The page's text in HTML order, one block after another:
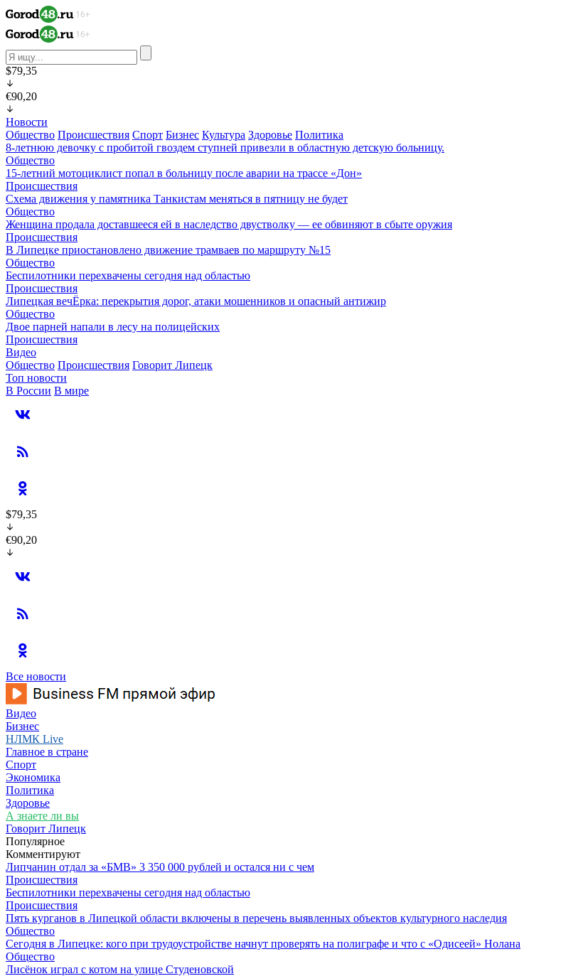
$79,35
€90,20
Новости
Общество Происшествия Спорт Бизнес Культура Здоровье Политика
8-летнюю девочку с пробитой гвоздем ступней привезли в областную детскую больницу.
Общество
15-летний мотоциклист попал в больницу после аварии на трассе «Дон»
Происшествия
Схема движения у памятника Танкистам меняться в пятницу не будет
Общество
Женщина продала доставшееся ей в наследство двустволку — ее обвиняют в сбыте оружия
Происшествия
В Липецке приостановлено движение трамваев по маршруту №15
Общество
Беспилотники перехвачены сегодня над областью
Происшествия
Липецкая вечЁрка: перекрытия дорог, атаки мошенников и опасный антижир
Общество
Двое парней напали в лесу на полицейских
Происшествия
Видео
Общество Происшествия Говорит Липецк
Топ новости
В России В мире
$79,35
€90,20
Все новости
Видео
Бизнес
НЛМК Live
Главное в стране
Спорт
Экономика
Политика
Здоровье
А знаете ли вы
Говорит Липецк
Популярное
Комментируют
Липчанин отдал за «БМВ» 3 350 000 рублей и остался ни с чем
Происшествия
Беспилотники перехвачены сегодня над областью
Происшествия
Пять курганов в Липецкой области включены в перечень выявленных объектов культурного наследия
Общество
Сегодня в Липецке: кого при трудоустройстве начнут проверять на полиграфе и что с «Одисеей» Нолана
Общество
Лисёнок играл с котом на улице Студеновской